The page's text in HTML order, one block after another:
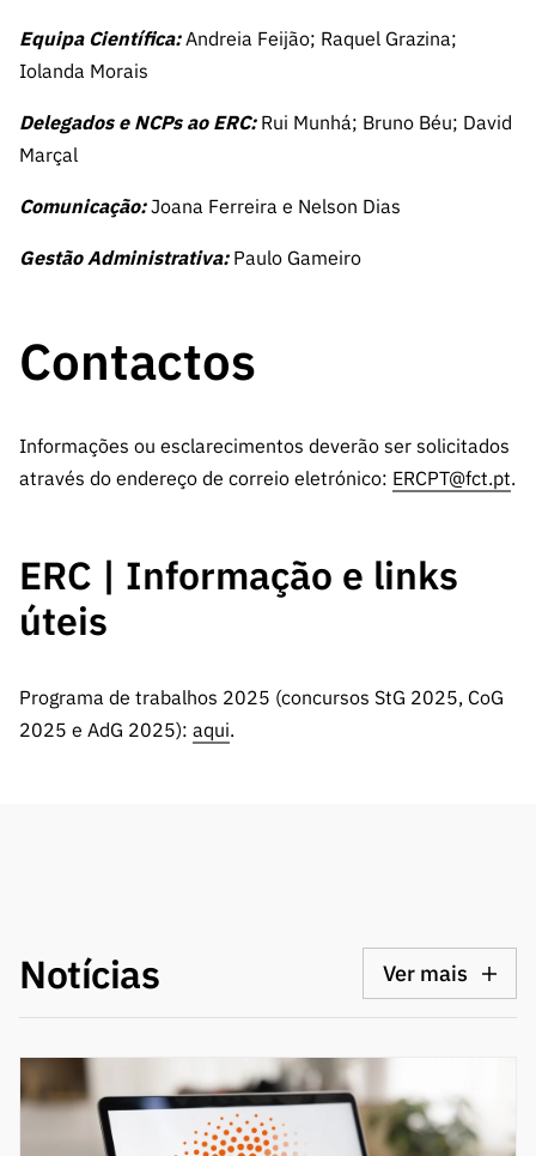
Equipa Científica: Andreia Feijão; Raquel Grazina;
Iolanda Morais
Delegados e NCPs ao ERC:Rui Munhá; Bruno Béu; David
Marçal
Comunicação:Joana Ferreira e Nelson Dias
Gestão Administrativa:Paulo Gameiro
Contactos
Informações ou esclarecimentos deverão ser solicitados
através do endereço de correio eletrónico: ERCPT@fct.pt.
ERC | Informação e links
úteis
Programa de trabalhos 2025 (concursos StG 2025, CoG
2025 e AdG 2025): aqui.
Notícias Ver mais